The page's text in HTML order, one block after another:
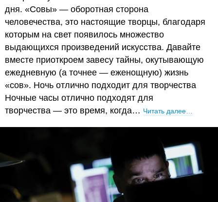
дня. «Совы» — оборотная сторона
человечества, это настоящие творцы, благодаря
которым на свет появилось множество
выдающихся произведений искусства. Давайте
вместе приоткроем завесу тайны, окутывающую
ежедневную (а точнее — еженощную) жизнь
«сов». Ночь отлично подходит для творчества
Ночные часы отлично подходят для
творчества — это время, когда… Читать далее…